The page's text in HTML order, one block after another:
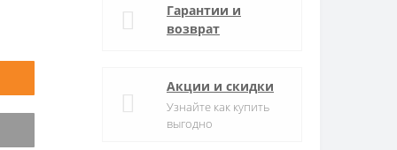
Гарантии и
возврат
Акции и скидки
Узнайте как купить
выгодно